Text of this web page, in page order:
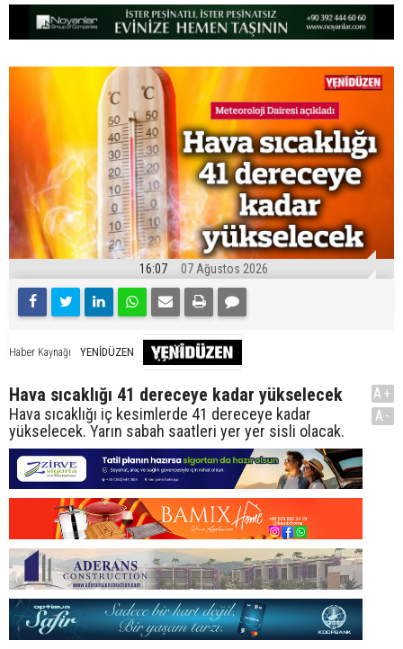
16:07 07 Ağustos 2026
Haber Kaynağı YENİDÜZEN
Hava sıcaklığı 41 dereceye kadar yükselecek
Hava sıcaklığı iç kesimlerde 41 dereceye kadar
yükselecek. Yarın sabah saatleri yer yer sisli olacak.
A+
A-